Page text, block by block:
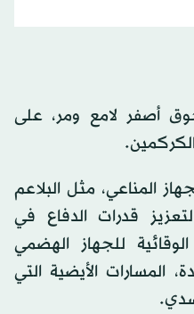
أصفر لامع ومر، على
المناعي، مثل البلاعم
لتعزيز قدرات الدفاع في
للجهاز الهضمي
المسارات الأيضية التي